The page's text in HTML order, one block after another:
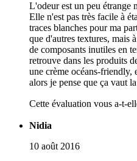
L'odeur est un peu étrange
Elle n'est pas très facile à
traces blanches pour ma
que d'autres textures, mais
de composants inutiles en
retrouve dans les produits
une crème océans-friendly,
alors je pense que ça vaut
Cette évaluation vous a-t-
Nidia
10 août 2016